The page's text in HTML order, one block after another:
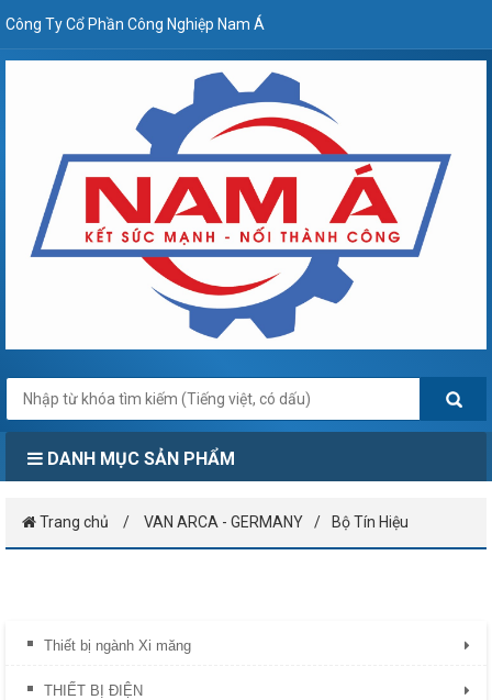
Công Ty Cổ Phần Công Nghiệp Nam Á
DANH MỤC SẢN PHẨM
Trang chủ VAN ARCA - GERMANY Bộ Tín Hiệu
Thiết bị ngành Xi măng
THIẾT BỊ ĐIỆN